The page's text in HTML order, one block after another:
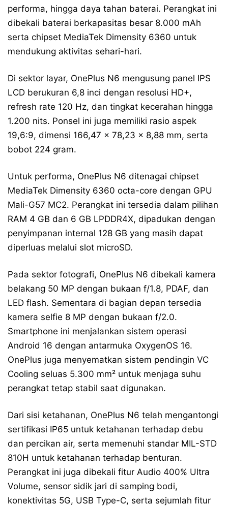
performa, hingga daya tahan baterai. Perangkat ini
dibekali baterai berkapasitas besar 8.000 mAh
serta chipset MediaTek Dimensity 6360 untuk
mendukung aktivitas sehari-hari.
Di sektor layar, OnePlus N6 mengusung panel IPS
LCD berukuran 6,8 inci dengan resolusi HD+,
refresh rate 120 Hz, dan tingkat kecerahan hingga
1.200 nits. Ponsel ini juga memiliki rasio aspek
19,6:9, dimensi 166,47 x 78,23 x 8,88 mm, serta
bobot 224 gram.
Untuk performa, OnePlus N6 ditenagai chipset
MediaTek Dimensity 6360 octa-core dengan GPU
Mali-G57 MC2. Perangkat ini tersedia dalam pilihan
RAM 4 GB dan 6 GB LPDDR4X, dipadukan dengan
penyimpanan internal 128 GB yang masih dapat
diperluas melalui slot microSD.
Pada sektor fotografi, OnePlus N6 dibekali kamera
belakang 50 MP dengan bukaan f/1.8, PDAF, dan
LED flash. Sementara di bagian depan tersedia
kamera selfie 8 MP dengan bukaan f/2.0.
Smartphone ini menjalankan sistem operasi
Android 16 dengan antarmuka OxygenOS 16.
OnePlus juga menyematkan sistem pendingin VC
Cooling seluas 5.300 mm² untuk menjaga suhu
perangkat tetap stabil saat digunakan.
Dari sisi ketahanan, OnePlus N6 telah mengantongi
sertifikasi IP65 untuk ketahanan terhadap debu
dan percikan air, serta memenuhi standar MIL-STD
810H untuk ketahanan terhadap benturan.
Perangkat ini juga dibekali fitur Audio 400% Ultra
Volume, sensor sidik jari di samping bodi,
konektivitas 5G, USB Type-C, serta sejumlah fitur